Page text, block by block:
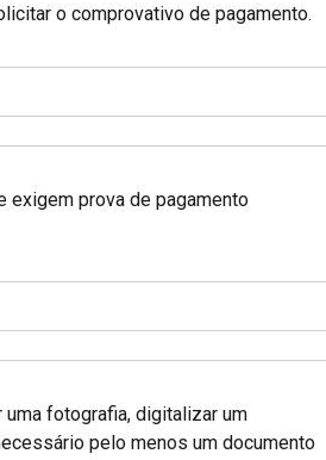
o comprovativo de pagamento.
exigem prova de pagamento
fotografia, digitalizar um
pelo menos um documento